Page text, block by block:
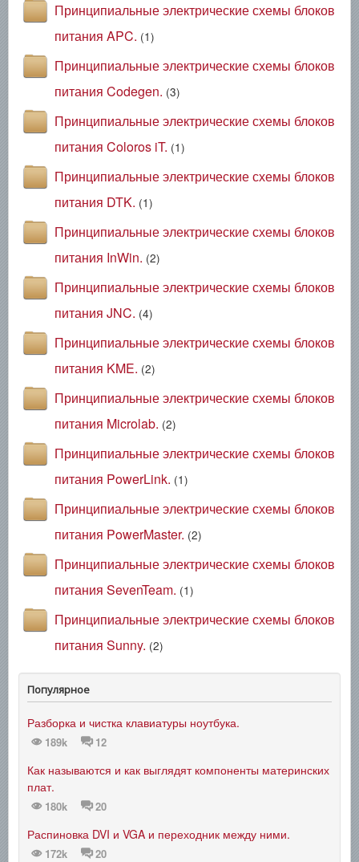
Принципиальные электрические схемы блоков
питания APC. (1)
Принципиальные электрические схемы блоков
питания Codegen. (3)
Принципиальные электрические схемы блоков
питания Coloros iT. (1)
Принципиальные электрические схемы блоков
питания DTK. (1)
Принципиальные электрические схемы блоков
питания InWin. (2)
Принципиальные электрические схемы блоков
питания JNC. (4)
Принципиальные электрические схемы блоков
питания KME. (2)
Принципиальные электрические схемы блоков
питания Microlab. (2)
Принципиальные электрические схемы блоков
питания PowerLink. (1)
Принципиальные электрические схемы блоков
питания PowerMaster. (2)
Принципиальные электрические схемы блоков
питания SevenTeam. (1)
Принципиальные электрические схемы блоков
питания Sunny. (2)
Популярное
Разборка и чистка клавиатуры ноутбука.
189k 12
Как называются и как выглядят компоненты материнских
плат.
180k 20
Распиновка DVI и VGA и переходник между ними.
172k 20